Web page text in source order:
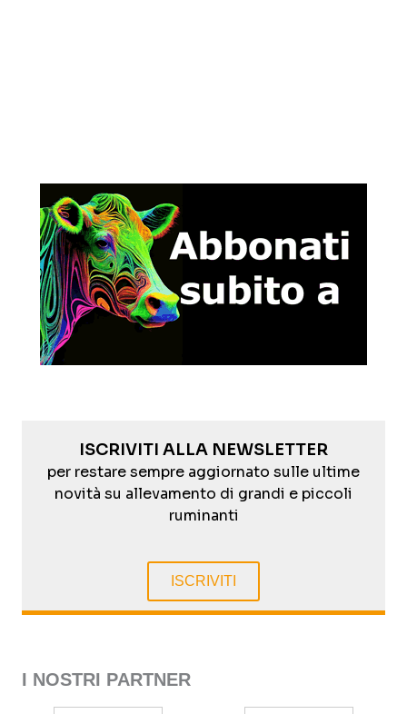
ISCRIVITI ALLA NEWSLETTER
per restare sempre aggiornato sulle ultime
novità su allevamento di grandi e piccoli
ruminanti
ISCRIVITI
I NOSTRI PARTNER